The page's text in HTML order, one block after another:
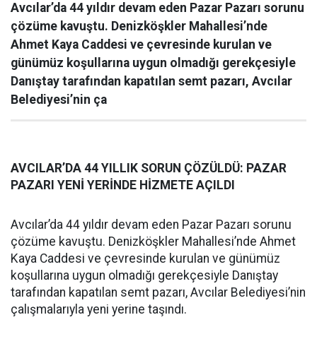
Avcılar’da 44 yıldır devam eden Pazar Pazarı sorunu
çözüme kavuştu. Denizköşkler Mahallesi’nde
Ahmet Kaya Caddesi ve çevresinde kurulan ve
günümüz koşullarına uygun olmadığı gerekçesiyle
Danıştay tarafından kapatılan semt pazarı, Avcılar
Belediyesi’nin ça
AVCILAR’DA 44 YILLIK SORUN ÇÖZÜLDÜ: PAZAR
PAZARI YENİ YERİNDE HİZMETE AÇILDI
Avcılar’da 44 yıldır devam eden Pazar Pazarı sorunu
çözüme kavuştu. Denizköşkler Mahallesi’nde Ahmet
Kaya Caddesi ve çevresinde kurulan ve günümüz
koşullarına uygun olmadığı gerekçesiyle Danıştay
tarafından kapatılan semt pazarı, Avcılar Belediyesi’nin
çalışmalarıyla yeni yerine taşındı.